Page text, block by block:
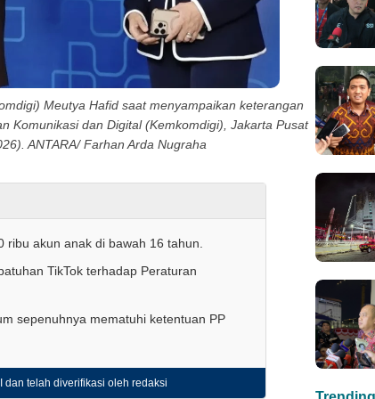
Meutya Hafid saat menyampaikan keterangan
Komunikasi dan Digital (Kemkomdigi), Jakarta Pusat
ANTARA/ Farhan Arda Nugraha
ribu akun anak di bawah 16 tahun.
TikTok terhadap Peraturan
sepenuhnya mematuhi ketentuan PP
telah diverifikasi oleh redaksi